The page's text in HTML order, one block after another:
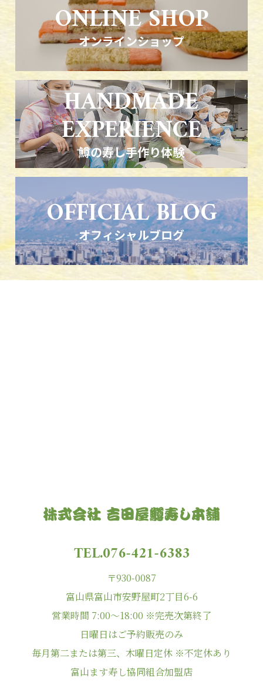
ONLINE SHOP
オンラインショップ
HANDMADE
EXPERIENCE
鱒の寿し手作り体験
OFFICIAL BLOG
オフィシャルブログ
TEL.076-421-6383
〒930-0087
富山県富山市安野屋町2丁目6-6
営業時間 7:00〜18:00 ※完売次第終了
日曜日はご予約販売のみ
毎月第二または第三、木曜日定休 ※不定休あり
富山ます寿し協同組合加盟店